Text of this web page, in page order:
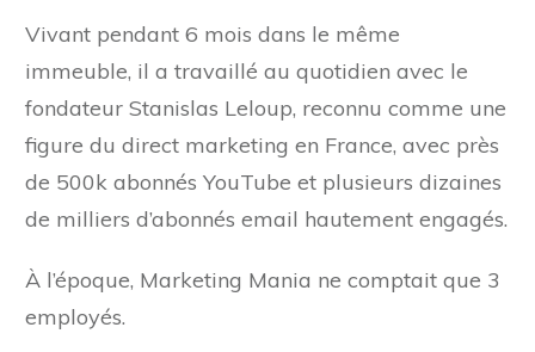
Vivant pendant 6 mois dans le même
immeuble, il a travaillé au quotidien avec le
fondateur Stanislas Leloup, reconnu comme une
figure du direct marketing en France, avec près
de 500k abonnés YouTube et plusieurs dizaines
de milliers d’abonnés email hautement engagés.
À l’époque, Marketing Mania ne comptait que 3
employés.